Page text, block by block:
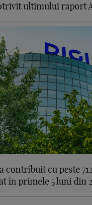
ultimului raport
contribuit cu peste
în primele 5 luni din